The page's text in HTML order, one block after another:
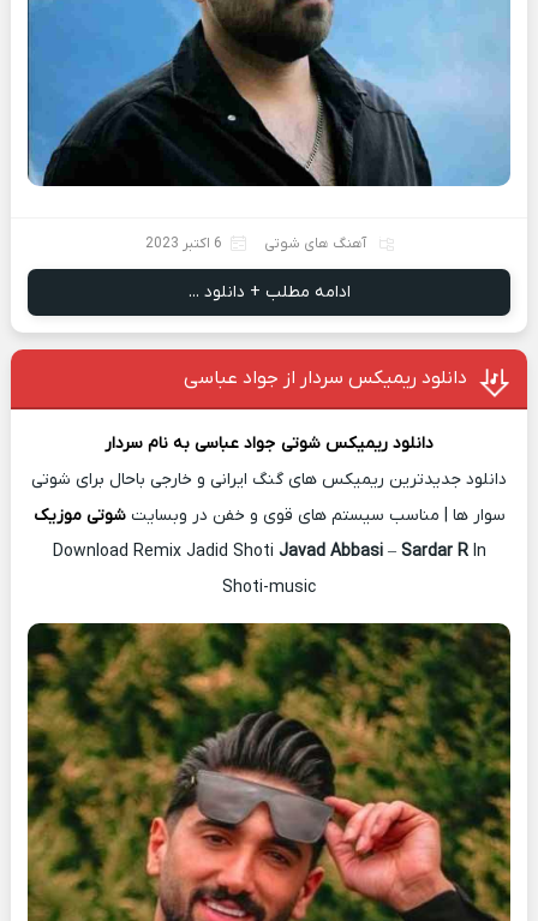
آهنگ های شوتی 6 اکتبر 2023
ادامه مطلب + دانلود ...
دانلود ریمیکس سردار از جواد عباسی
دانلود ریمیکس شوتی جواد عباسی به نام سردار
دانلود جدیدترین ریمیکس های گنگ ایرانی و خارجی باحال برای شوتی
سوار ها | مناسب سیستم های قوی و خفن در وبسایتشوتی موزیک
Download Remix Jadid Shoti Javad Abbasi– Sardar RIn
Shoti-music